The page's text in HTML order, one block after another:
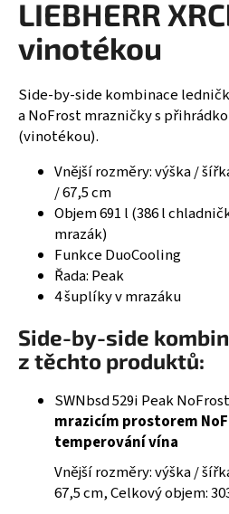
LIEBHERR
vinotékou
Side-by-side kombinace
a NoFrost mrazničky s
(vinotékou).
Vnější rozměry: výška /
/ 67,5 cm
Objem 691 l (386 l
mrazák)
Funkce DuoCooling
Řada: Peak
4 šuplíky v mrazáku
Side-by-side
z těchto produktů:
SWNbsd 529i Peak
mrazicím prostorem
temperování vína
Vnější rozměry: výška /
67,5 cm, Celkový objem:
a
j
t
?
HLEDAT
p
o
r